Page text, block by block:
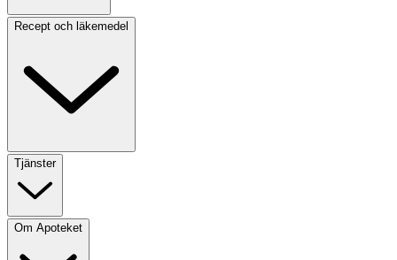
Recept och läkemedel
Tjänster
Om Apoteket